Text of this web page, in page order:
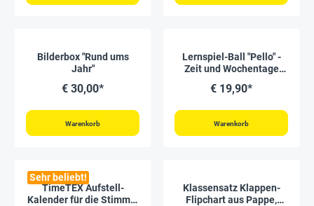
Bilderbox "Rund ums
Jahr"
€ 30,00*
Warenkorb
Lernspiel-Ball "Pello" -
Zeit und Wochentage
€ 19,90*
Warenkorb
Sehr beliebt!
TimeTEX Aufstell-
Kalender für die Stimme,
Klassensatz Klappen-
Flipchart aus Pappe,